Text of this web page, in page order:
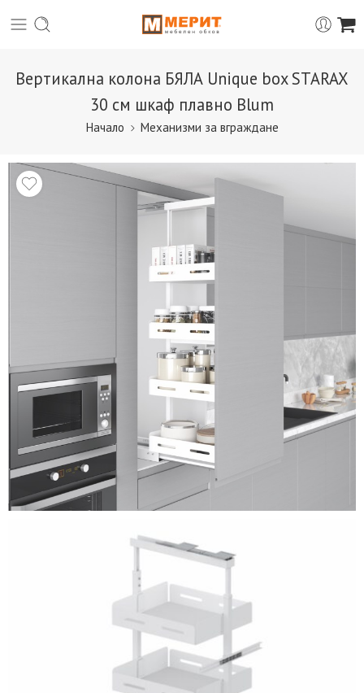
Вертикална колона БЯЛА Unique box STARAX
30 см шкаф плавно Blum
Начало Механизми за вграждане